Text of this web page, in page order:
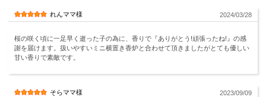
れんママ様 2024/03/28
桜の咲く頃に一足早く逝った子の為に、香りで『ありがとう!頑張ったね!』の感
謝を届けます。扱いやすいミニ横置き香炉と合わせて頂きましたがとても優しい
甘い香りで素敵です。
そらママ様 2023/09/09